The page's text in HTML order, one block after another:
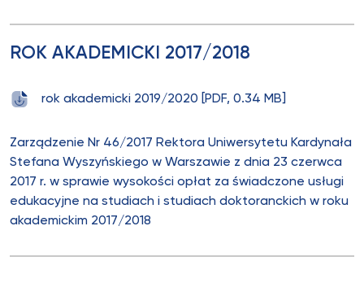
ROK AKADEMICKI 2017/2018
rok akademicki 2019/2020 [PDF, 0.34 MB]
Zarządzenie Nr 46/2017 Rektora Uniwersytetu Kardynała
Stefana Wyszyńskiego w Warszawie z dnia 23 czerwca
2017 r. w sprawie wysokości opłat za świadczone usługi
edukacyjne na studiach i studiach doktoranckich w roku
akademickim 2017/2018